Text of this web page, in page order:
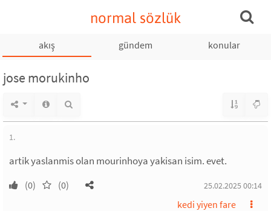
normal sözlük
akış gündem konular
jose morukinho
1.
artik yaslanmis olan mourinhoya yakisan isim. evet.
(0) (0) 25.02.2025 00:14
kedi yiyen fare